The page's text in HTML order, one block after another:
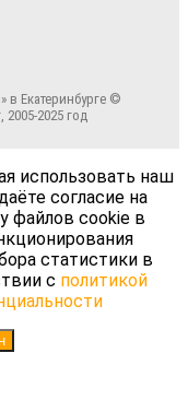
Екатеринбурге ©
2005-2025 год
использовать наш
согласие на
файлов cookie в
статистики в
с политикой